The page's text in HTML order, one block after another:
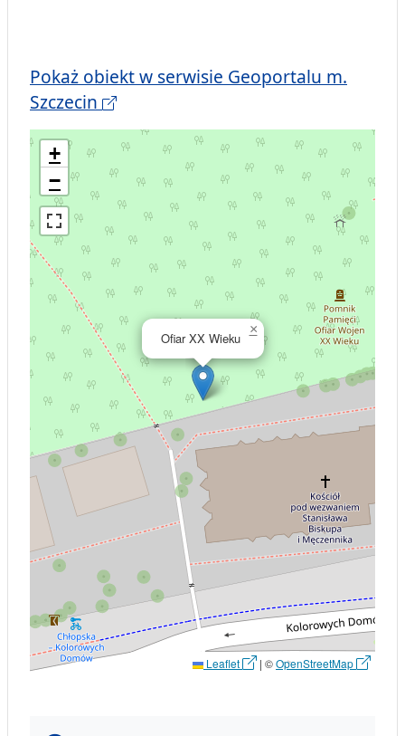
Pokaż obiekt w serwisie Geoportalu m.
Szczecin
Ofiar XX Wieku
×
+
−
Leaflet | ©OpenStreetMap